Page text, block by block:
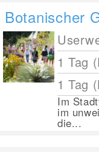
Botanischer
1 Tag
1 Tag
Im
im
die...